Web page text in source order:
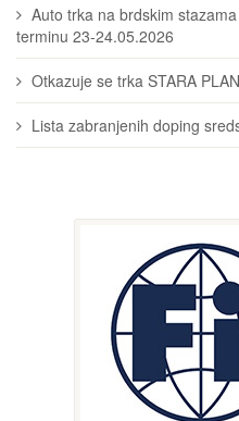
Auto trka na brdskim
terminu 23-24.05.2026
Otkazuje se trka STARA
Lista zabranjenih doping